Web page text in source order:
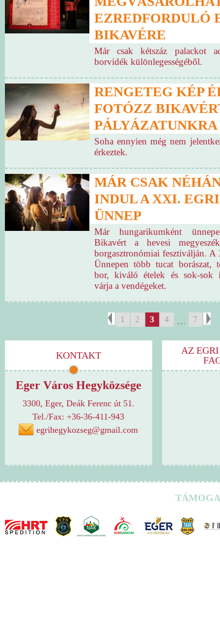
EZREDFORDULÓ
BIKAVÉRE
Már csak kétszáz palackot
borvidék különlegességéből.
RENGETEG KÉP
FOTÓZZ
PÁLYÁZATUNKRA
Soha ennyien még nem
érkeztek.
MÁR CSAK
INDUL A XXI.
ÜNNEP
Már hungarikumként
Bikavért a hevesi
borgasztronómiai fesztiválján.
Ünnepen több tucat borászat,
bor, kiváló ételek és sok-sok
várja a vendégeket.
1 2 3 4 … 7
KONTAKT
Eger Város Hegyközsége
3300, Eger, Deák Ferenc út 51.
Tel./Fax: +36-36-411-943
egrihegykozseg@gmail.com
AZ